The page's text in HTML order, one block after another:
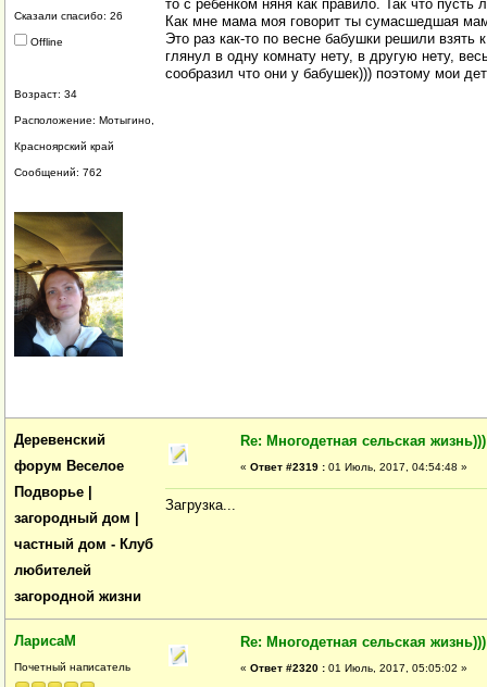
Сказали спасибо: 26
Offline
Возраст: 34
Расположение: Мотыгино,
Красноярский край
Сообщений: 762
то с ребёнком няня как правило. Так что
Как мне мама моя говорит ты сумасшедшая
Это раз как-то по весне бабушки решили
глянул в одну комнату нету, в другую нету,
сообразил что они у бабушек))) поэтому мои
Деревенский
форум Веселое
Подворье |
загородный дом |
частный дом - Клуб
любителей
загородной жизни
Re: Многодетная сельская жизнь)))
« Ответ #2319 : 01 Июль, 2017, 04:54:48 »
Загрузка...
ЛарисаМ
Почетный написатель
Re: Многодетная сельская жизнь)))
« Ответ #2320 : 01 Июль, 2017, 05:05:02 »